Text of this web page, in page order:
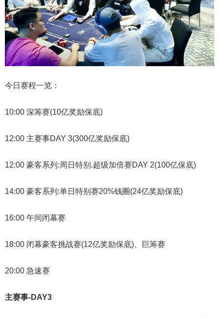
今日赛程一览：
10:00 深筹赛(10亿奖励保底)
12:00 主赛事DAY 3(300亿奖励保底)
12:00 豪客系列:周日特别.超级加倍赛DAY 2(100亿保底)
14:00 豪客系列:单日特别赛20%钱圈(24亿奖励保底)
16:00 午间闭幕赛
18:00 闭幕豪客挑战赛(12亿奖励保底)、巨筹赛
20:00 急速赛
主赛事-DAY3